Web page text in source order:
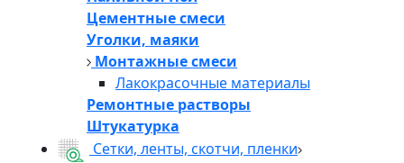
Цементные смеси
Уголки, маяки
Монтажные смеси
Лакокрасочные материалы
Ремонтные растворы
Штукатурка
Сетки, ленты, скотчи, пленки